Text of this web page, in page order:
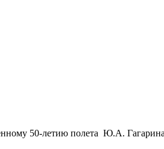
50-летию полета Ю.А.